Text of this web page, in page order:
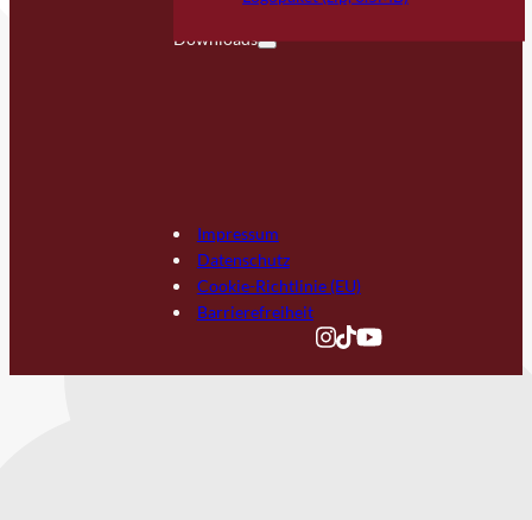
Downloads
Impressum
Datenschutz
Cookie-Richtlinie (EU)
Barrierefreiheit